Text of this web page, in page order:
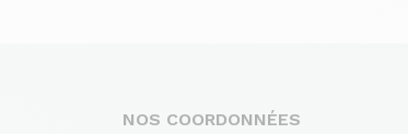
NOS COORDONNÉES